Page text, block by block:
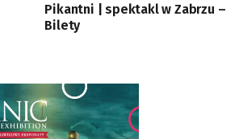
Pikantni | spektakl w Zabrzu –
Bilety